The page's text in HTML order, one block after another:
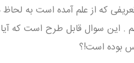
که از علم آمده است به
این سوال قابل طرح است که آیا
بوده است!؟